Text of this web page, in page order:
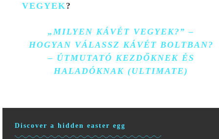
VEGYEK ?
„MILYEN KÁVÉT VEGYEK?” –
HOGYAN VÁLASSZ KÁVÉT BOLTBAN?
– ÚTMUTATÓ KEZDŐKNEK ÉS
HALADÓKNAK (ULTIMATE)
Discover a hidden easter egg